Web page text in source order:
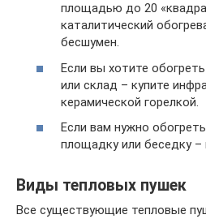
площадью до 20
каталитический
бесшумен.
Если вы хотите
или склад – купите
керамической горелкой.
Если вам нужно
площадку или беседку –
Виды тепловых пушек
Все существующие тепловые